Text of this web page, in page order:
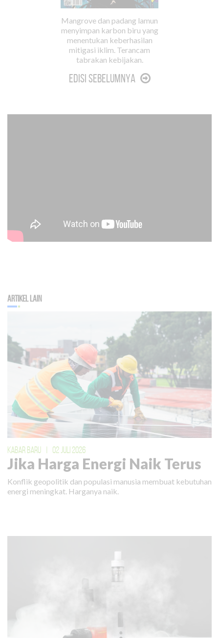
Mangrove dan padang lamun
menyimpan karbon biru yang
menentukan keberhasilan
mitigasi iklim. Terancam
tabrakan kebijakan.
Edisi Sebelumnya
Artikel Lain
KABAR BARU 02 JULI 2026
Jika Harga Energi Naik Terus
Konflik geopolitik dan populasi manusia membuat kebutuhan
energi meningkat. Harganya naik.